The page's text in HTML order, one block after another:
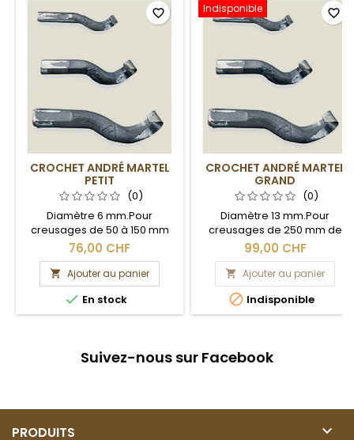
CROCHET ANDRÉ MARTEL
PETIT
(0)
Diamètre 6 mm.Pour
creusages de 50 à 150 mm
de diamètre.
76,00 CHF
 Ajouter au panier
 En stock
favorite_border Indisponible
CROCHET ANDRÉ MARTEL
GRAND
(0)
Diamètre 13 mm.Pour
creusages de 250 mm de
diamètre et plus.
99,00 CHF
 Ajouter au panier
 Indisponible
favorite_border
Suivez-nous sur Facebook
PRODUITS 